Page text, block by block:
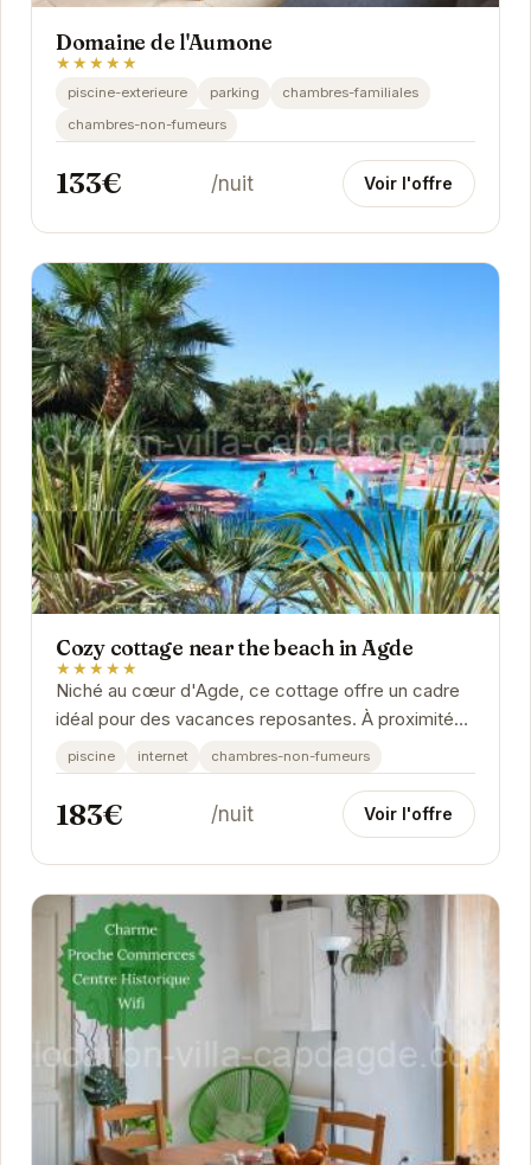
Domaine de l'Aumone
★★★★★
piscine-exterieure parking
chambres-familiales
chambres-non-fumeurs
133€ /nuit Voir l'offre
Cozy cottage near the beach in Agde
★★★★★
Niché au cœur d'Agde, ce cottage offre un cadre
idéal pour des vacances reposantes. À proximité
des plages et des attractions locales, il promet...
piscine internet chambres-non-fumeurs
183€ /nuit Voir l'offre